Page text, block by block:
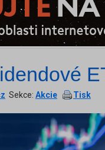
Sekce: Akcie Tisk